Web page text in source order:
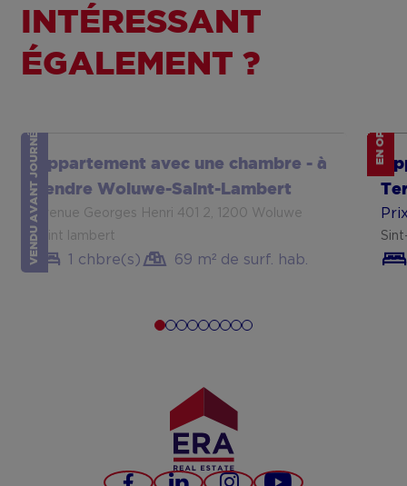
INTÉRESSANT
ÉGALEMENT ?
VENDU AVANT JOURNÉE MAISONS OUVERTESAppartement avec une chambre - à
vendre Woluwe-Saint-Lambert
avenue Georges Henri 401 2, 1200 Woluwe
saint lambert
1 chbre(s) 69 m² de surf. hab.
Show more EN OPTION